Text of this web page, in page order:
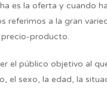
es la oferta y cuando
referimos a la gran
precio-producto.
el público objetivo al
el sexo, la edad, la